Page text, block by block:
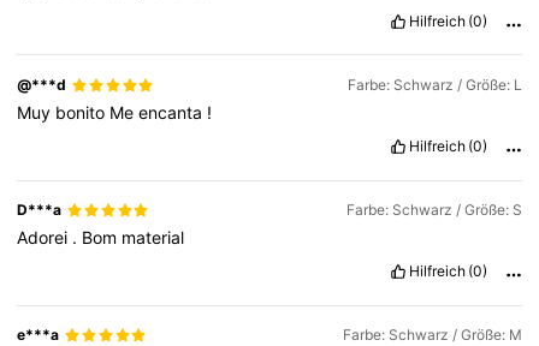
Hilfreich (0)
@***d Farbe: Schwarz / Größe: L
Muy bonito Meencanta !
Hilfreich (0)
D***a Farbe: Schwarz / Größe: S
Adorei . Bom material
Hilfreich (0)
e***a Farbe: Schwarz / Größe: M